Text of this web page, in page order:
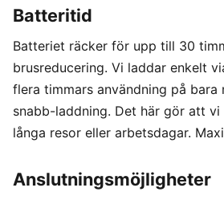
Batteritid
Batteriet räcker för upp till 30
brusreducering. Vi laddar enkelt
flera timmars användning på bara
snabb-laddning. Det här gör att
långa resor eller arbetsdagar.
Anslutningsmöjligheter